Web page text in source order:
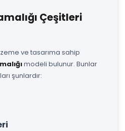
Çeşitleri
ve tasarıma sahip
modeli bulunur. Bunlar
şunlardır: